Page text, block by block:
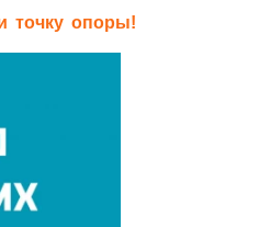
точку опоры!